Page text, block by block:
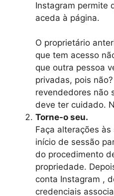
Instagram permite
aceda à página.
O proprietário
que tem acesso
que outra pessoa
privadas, pois
revendedores não
deve ter cuidado.
Torne-o seu.
Faça alterações
início de sessão
do procedimento
propriedade.
conta Instagram ,
credenciais